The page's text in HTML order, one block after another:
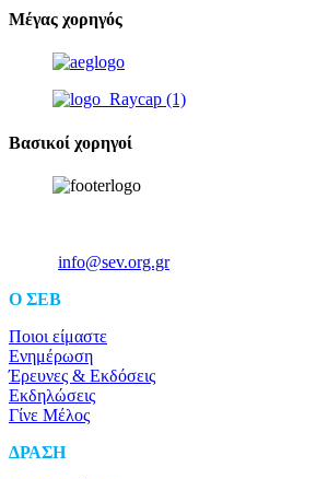
Μέγας χορηγός
Βασικοί χορηγοί
info@sev.org.gr
O ΣΕΒ
Ποιοι είμαστε
Ενημέρωση
Έρευνες & Εκδόσεις
Εκδηλώσεις
Γίνε Μέλος
ΔΡΑΣΗ